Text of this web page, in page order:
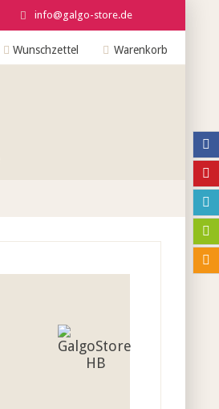
info@galgo-store.de
Warenkorb
Wunschzettel